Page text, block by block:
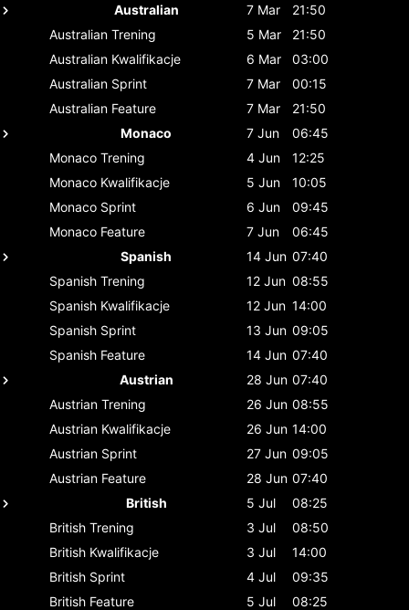
Australian
7 Mar
21:50
Australian Trening 5 Mar
21:50
Australian Kwalifikacje 6 Mar
03:00
Australian Sprint 7 Mar
00:15
Australian Feature 7 Mar
21:50
Monaco
7 Jun
06:45
Monaco Trening 4 Jun
12:25
Monaco Kwalifikacje 5 Jun
10:05
Monaco Sprint 6 Jun
09:45
Monaco Feature 7 Jun
06:45
Spanish
14 Jun 07:40
Spanish Trening 12 Jun 08:55
Spanish Kwalifikacje 12 Jun 14:00
Spanish Sprint 13 Jun 09:05
Spanish Feature 14 Jun 07:40
Austrian
28 Jun 07:40
Austrian Trening 26 Jun 08:55
Austrian Kwalifikacje 26 Jun 14:00
Austrian Sprint 27 Jun 09:05
Austrian Feature 28 Jun 07:40
British
5 Jul
08:25
British Trening 3 Jul
08:50
British Kwalifikacje 3 Jul
14:00
British Sprint 4 Jul
09:35
British Feature 5 Jul
08:25